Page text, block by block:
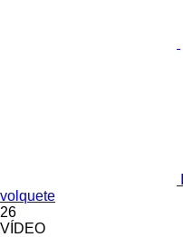
volquete
26
VÍDEO